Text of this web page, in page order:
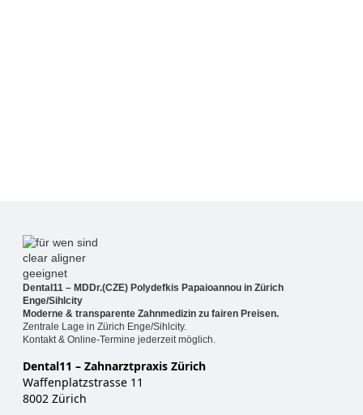
Dental11 – MDDr.(CZE) Polydefkis Papaioannou in Zürich
Enge/Sihlcity
Moderne & transparente Zahnmedizin zu fairen Preisen.
Zentrale Lage in Zürich Enge/Sihlcity.
Kontakt & Online-Termine jederzeit möglich.
Dental11 – Zahnarztpraxis Zürich
Waffenplatzstrasse 11
8002 Zürich